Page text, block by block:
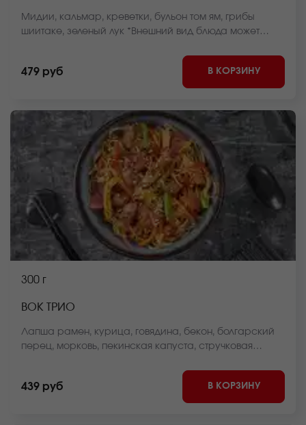
Мидии, кальмар, креветки, бульон том ям, грибы
шиитаке, зеленый лук *Внешний вид блюда может
479 руб В КОРЗИНУ
300 г
ВОК ТРИО
Лапша рамен, курица, говядина, бекон, болгарский
перец, морковь, пекинская капуста, стручковая
блюда может отличаться от фото на сайте.
439 руб В КОРЗИНУ